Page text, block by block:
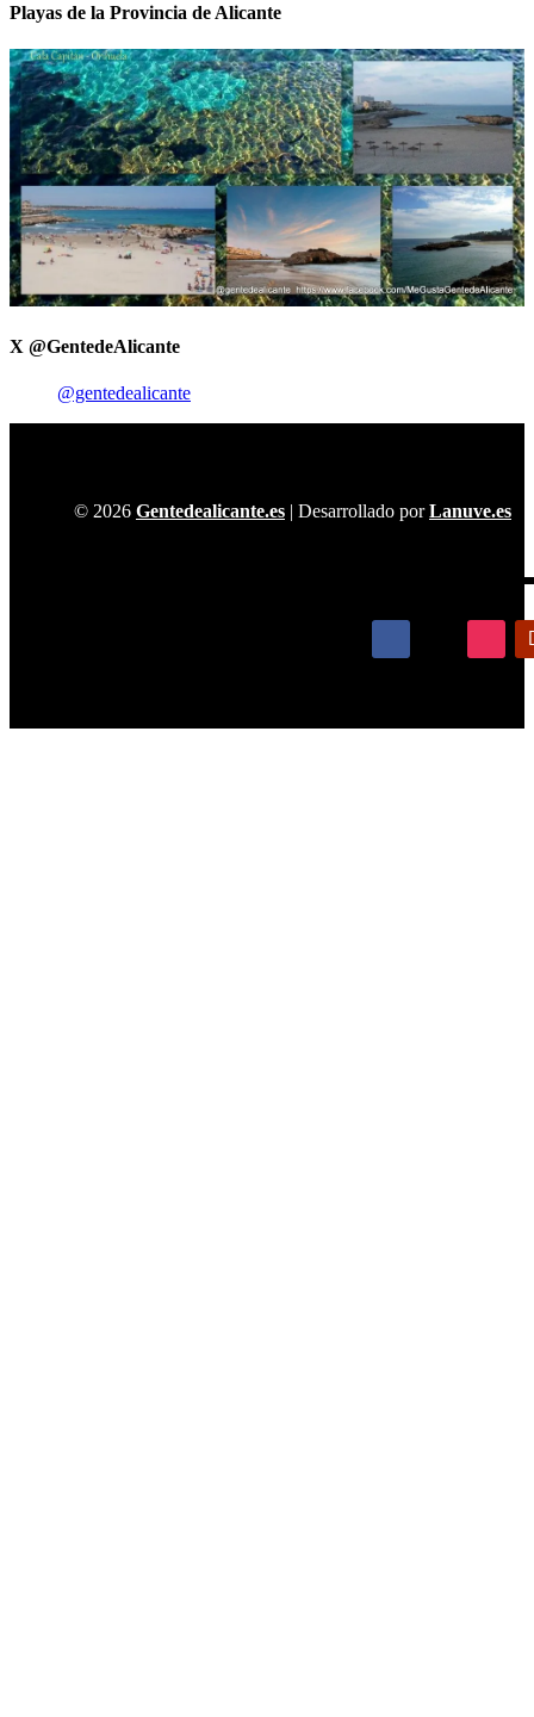
Playas de la Provincia de Alicante
X @GentedeAlicante
@gentedealicante
© 2026 Gentedealicante.es | Desarrollado porLanuve.es